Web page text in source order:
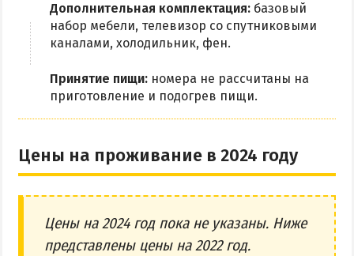
Дополнительная комплектация: базовый
набор мебели, телевизор со спутниковыми
каналами, холодильник, фен.
Принятие пищи: номера не рассчитаны на
приготовление и подогрев пищи.
Цены на проживание в 2024 году
Цены на 2024 год пока не указаны. Ниже
представлены цены на 2022 год.